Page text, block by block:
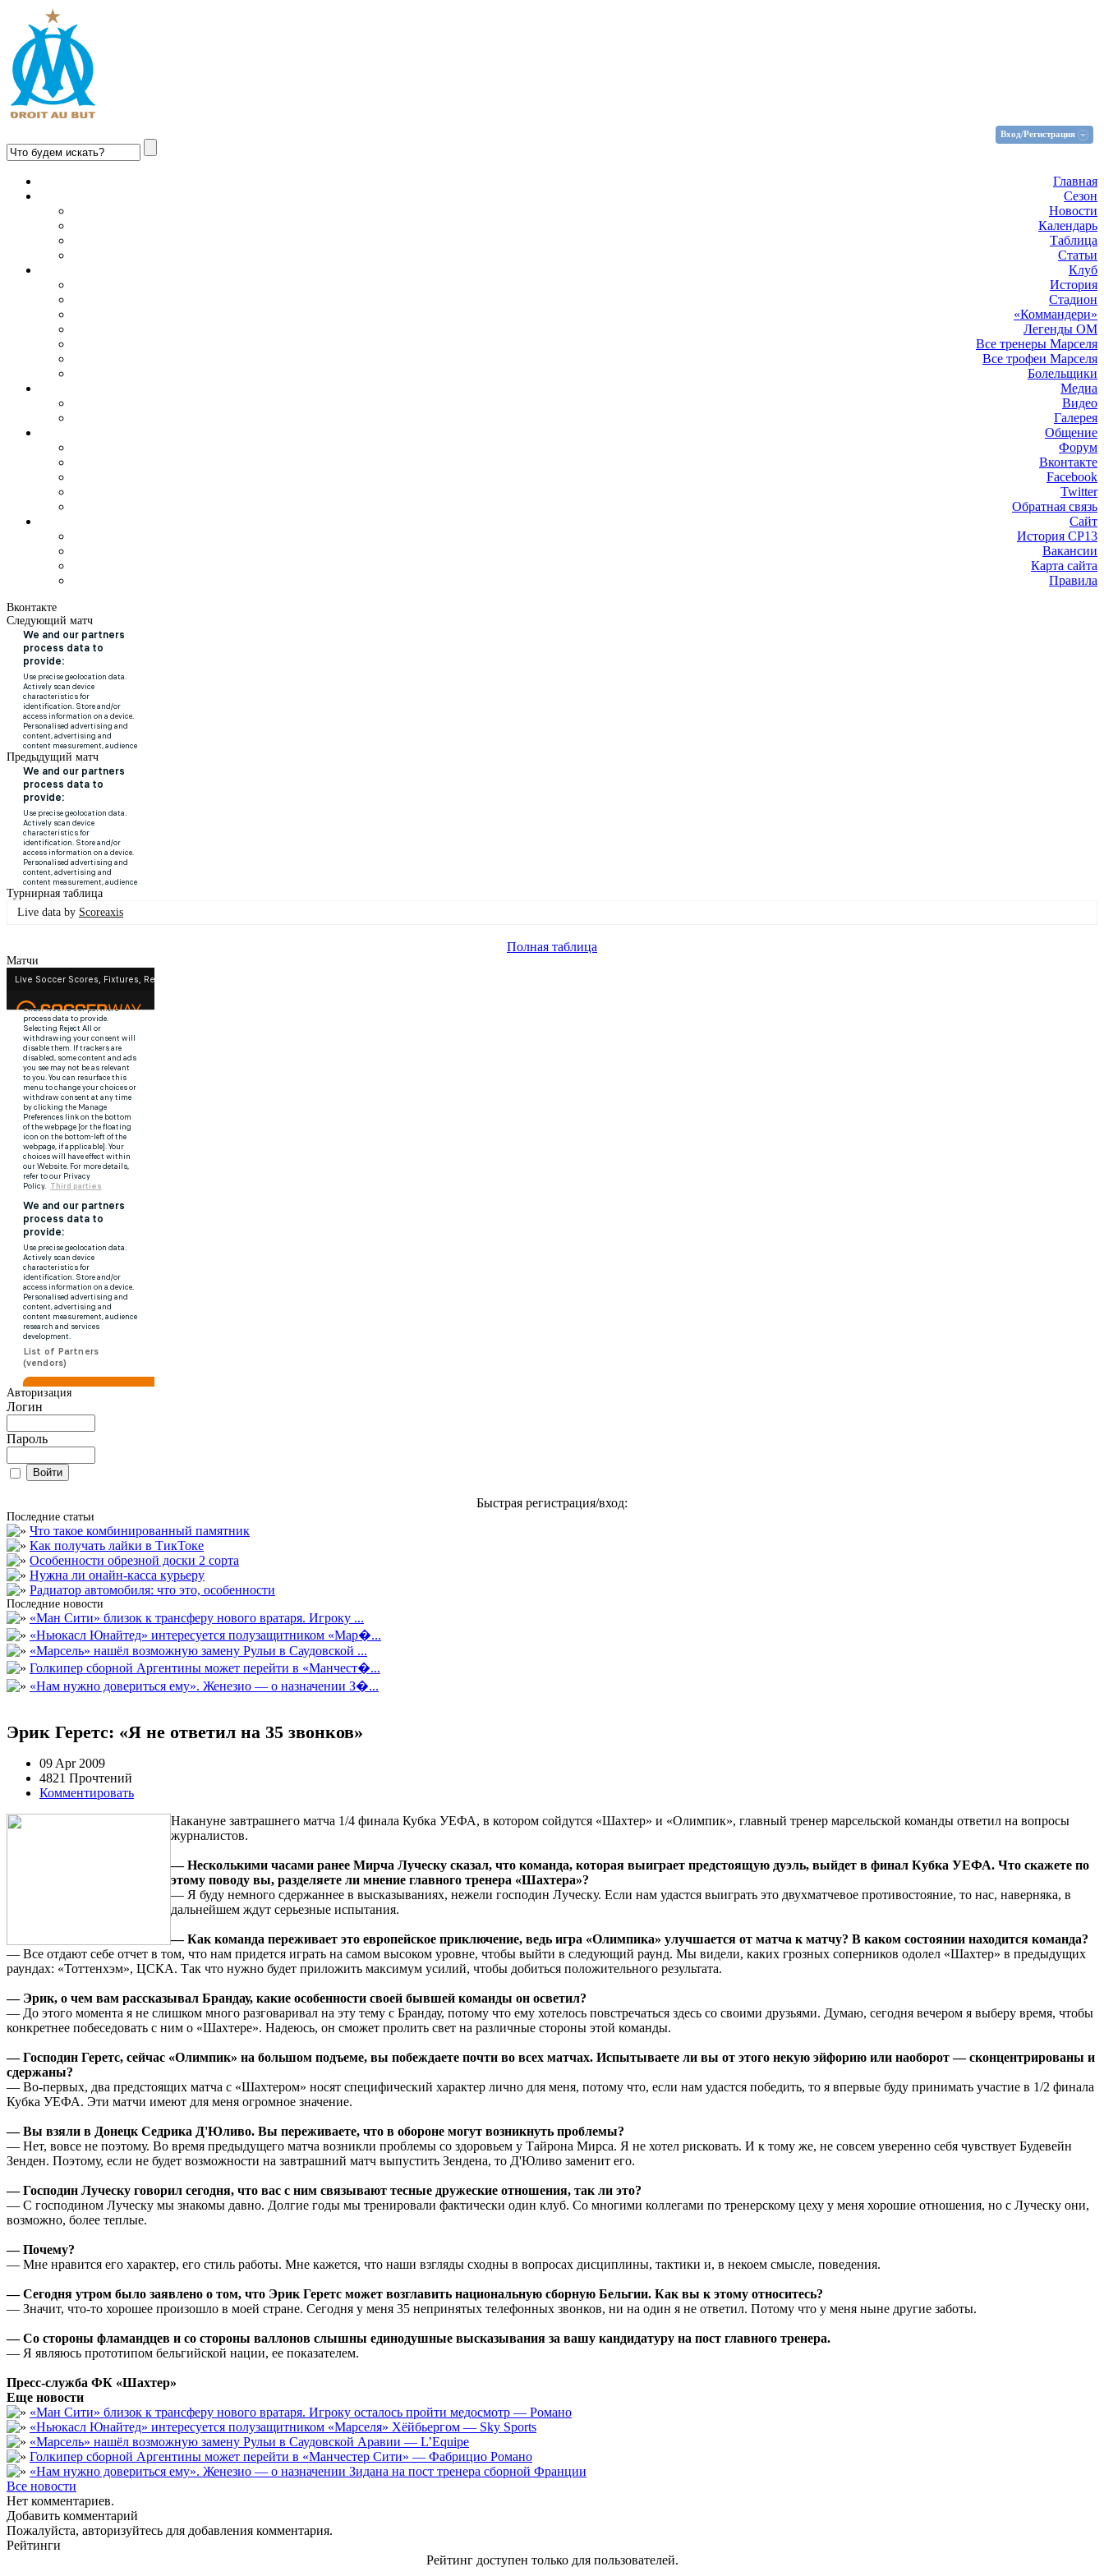
Вход/Регистрация
Главная
Сезон
Новости
Календарь
Таблица
Статьи
Клуб
История
Стадион
«Коммандери»
Легенды ОМ
Все тренеры Марселя
Все трофеи Марселя
Болельщики
Медиа
Видео
Галерея
Общение
Форум
Вконтакте
Facebook
Twitter
Обратная связь
Сайт
История СР13
Вакансии
Карта сайта
Правила
Вконтакте
Следующий матч
Предыдущий матч
Турнирная таблица
Live data by Scoreaxis
Полная таблица
Матчи
Авторизация
Логин
Пароль
Быстрая регистрация/вход:
Последние статьи
Что такое комбинированный памятник
Как получать лайки в ТикТоке
Особенности обрезной доски 2 сорта
Нужна ли онайн-касса курьеру
Радиатор автомобиля: что это, особенности
Последние новости
«Ман Сити» близок к трансферу нового вратаря. Игроку ...
«Ньюкасл Юнайтед» интересуется полузащитником «Мар�...
«Марсель» нашёл возможную замену Рульи в Саудовской ...
Голкипер сборной Аргентины может перейти в «Манчест�...
«Нам нужно довериться ему». Женезио — о назначении З�...
Эрик Геретс: «Я не ответил на 35 звонков»
09 Apr 2009
4821 Прочтений
Комментировать
Накануне завтрашнего матча 1/4 финала Кубка УЕФА, в котором сойдутся «Шахтер» и «Олимпик», главный тренер марсельской команды ответил на вопросы
журналистов.
— Несколькими часами ранее Мирча Луческу сказал, что команда, которая выиграет предстоящую дуэль, выйдет в финал Кубка УЕФА. Что скажете по
этому поводу вы, разделяете ли мнение главного тренера «Шахтера»?
— Я буду немного сдержаннее в высказываниях, нежели господин Луческу. Если нам удастся выиграть это двухматчевое противостояние, то нас, наверняка, в
дальнейшем ждут серьезные испытания.
— Как команда переживает это европейское приключение, ведь игра «Олимпика» улучшается от матча к матчу? В каком состоянии находится команда?
— Все отдают себе отчет в том, что нам придется играть на самом высоком уровне, чтобы выйти в следующий раунд. Мы видели, каких грозных соперников одолел «Шахтер» в предыдущих
раундах: «Тоттенхэм», ЦСКА. Так что нужно будет приложить максимум усилий, чтобы добиться положительного результата.
— Эрик, о чем вам рассказывал Брандау, какие особенности своей бывшей команды он осветил?
— До этого момента я не слишком много разговаривал на эту тему с Брандау, потому что ему хотелось повстречаться здесь со своими друзьями. Думаю, сегодня вечером я выберу время, чтобы
конкретнее побеседовать с ним о «Шахтере». Надеюсь, он сможет пролить свет на различные стороны этой команды.
— Господин Геретс, сейчас «Олимпик» на большом подъеме, вы побеждаете почти во всех матчах. Испытываете ли вы от этого некую эйфорию или наоборот — сконцентрированы и
сдержаны?
— Во-первых, два предстоящих матча с «Шахтером» носят специфический характер лично для меня, потому что, если нам удастся победить, то я впервые буду принимать участие в 1/2 финала
Кубка УЕФА. Эти матчи имеют для меня огромное значение.
— Вы взяли в Донецк Седрика Д'Юливо. Вы переживаете, что в обороне могут возникнуть проблемы?
— Нет, вовсе не поэтому. Во время предыдущего матча возникли проблемы со здоровьем у Тайрона Мирса. Я не хотел рисковать. И к тому же, не совсем уверенно себя чувствует Будевейн
Зенден. Поэтому, если не будет возможности на завтрашний матч выпустить Зендена, то Д'Юливо заменит его.
— Господин Луческу говорил сегодня, что вас с ним связывают тесные дружеские отношения, так ли это?
— С господином Луческу мы знакомы давно. Долгие годы мы тренировали фактически один клуб. Со многими коллегами по тренерскому цеху у меня хорошие отношения, но с Луческу они,
возможно, более теплые.
— Почему?
— Мне нравится его характер, его стиль работы. Мне кажется, что наши взгляды сходны в вопросах дисциплины, тактики и, в некоем смысле, поведения.
— Сегодня утром было заявлено о том, что Эрик Геретс может возглавить национальную сборную Бельгии. Как вы к этому относитесь?
— Значит, что-то хорошее произошло в моей стране. Сегодня у меня 35 непринятых телефонных звонков, ни на один я не ответил. Потому что у меня ныне другие заботы.
— Со стороны фламандцев и со стороны валлонов слышны единодушные высказывания за вашу кандидатуру на пост главного тренера.
— Я являюсь прототипом бельгийской нации, ее показателем.
Пресс-служба ФК «Шахтер»
Еще новости
«Ман Сити» близок к трансферу нового вратаря. Игроку осталось пройти медосмотр — Романо
«Ньюкасл Юнайтед» интересуется полузащитником «Марселя» Хёйбьергом — Sky Sports
«Марсель» нашёл возможную замену Рульи в Саудовской Аравии — L’Equipe
Голкипер сборной Аргентины может перейти в «Манчестер Сити» — Фабрицио Романо
«Нам нужно довериться ему». Женезио — о назначении Зидана на пост тренера сборной Франции
Все новости
Нет комментариев.
Добавить комментарий
Пожалуйста, авторизуйтесь для добавления комментария.
Рейтинги
Рейтинг доступен только для пользователей.